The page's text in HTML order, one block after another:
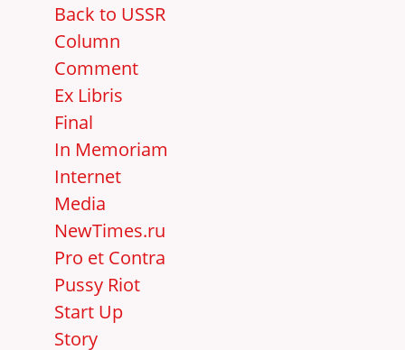
Back to USSR
Column
Comment
Ex Libris
Final
In Memoriam
Internet
Media
NewTimes.ru
Pro et Contra
Pussy Riot
Start Up
Story